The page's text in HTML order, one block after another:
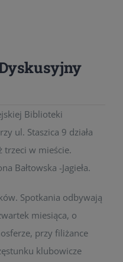
Biblioteki
ul. Staszica 9 działa
trzeci w mieście.
Bałtowska -Jagieła.
Spotkania odbywają
miesiąca, o
przy filiżance
klubowicze